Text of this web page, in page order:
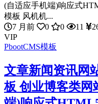
(自适应手机端)响应式
模板 风机机...
7 月前
0 0 11
VIP
PbootCMS模板
文章新闻资讯网
板 创业博客类网